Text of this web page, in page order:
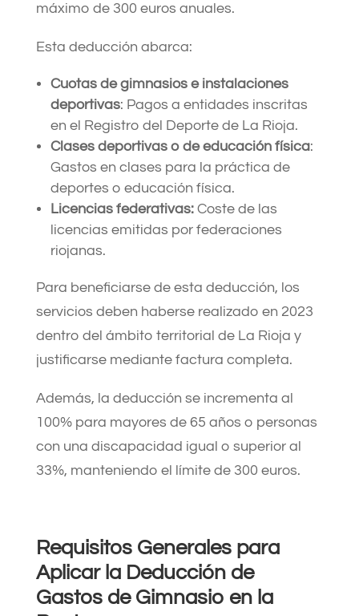
máximo de 300 euros anuales.
Esta deducción abarca:​
Cuotas de gimnasios e instalaciones
deportivas: Pagos a entidades inscritas
en el Registro del Deporte de La Rioja.​
Clases deportivas o de educación física:
Gastos en clases para la práctica de
deportes o educación física.​
Licencias federativas:Coste de las
licencias emitidas por federaciones
riojanas.​
Para beneficiarse de esta deducción, los
servicios deben haberse realizado en 2023
dentro del ámbito territorial de La Rioja y
justificarse mediante factura completa.
Además, la deducción se incrementa al
100% para mayores de 65 años o personas
con una discapacidad igual o superior al
33%, manteniendo el límite de 300 euros. ​
Requisitos Generales para
Aplicar la Deducción de
Gastos de Gimnasio en la